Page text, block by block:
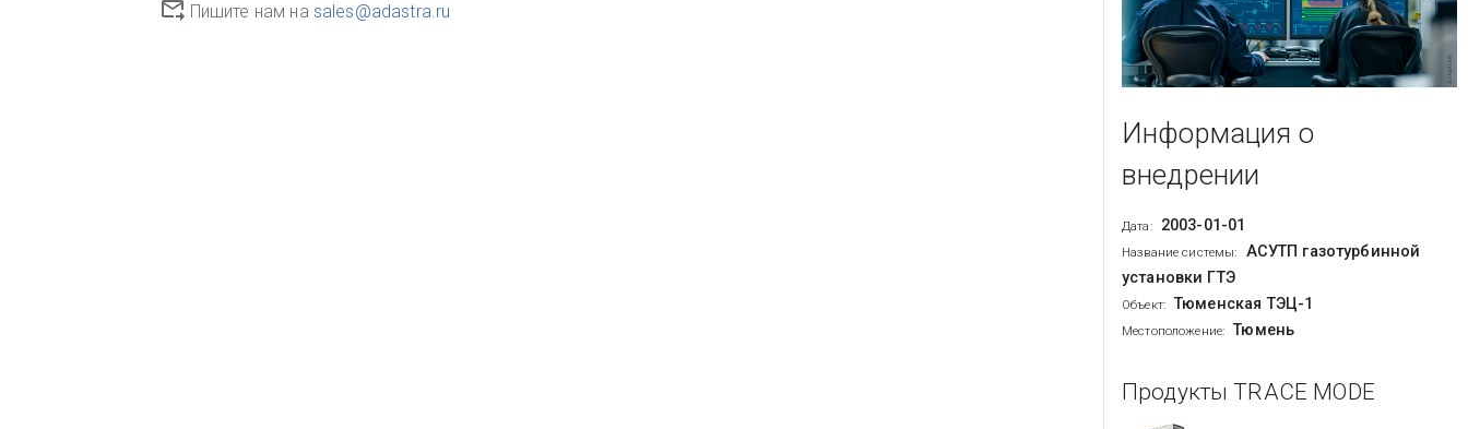
Пишите нам на sales@adastra.ru
Информация о
внедрении
Дата: 2003-01-01
Название системы:
АСУТП газотурбинной
установки ГТЭ
Объект: Тюменская ТЭЦ-1
Местоположение: Тюмень
Продукты TRACE MODE